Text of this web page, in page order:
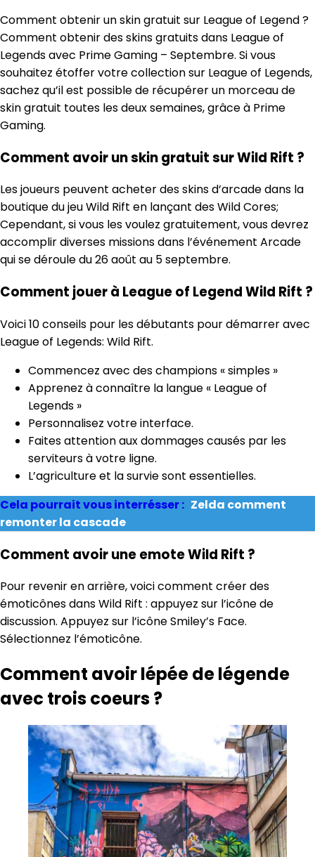
Comment obtenir un skin gratuit sur League of Legend ?
Comment obtenir des skins gratuits dans League of
Legends avec Prime Gaming – Septembre. Si vous
souhaitez étoffer votre collection sur League of Legends,
sachez qu’il est possible de récupérer un morceau de
skin gratuit toutes les deux semaines, grâce à Prime
Gaming.
Comment avoir un skin gratuit sur Wild Rift ?
Les joueurs peuvent acheter des skins d’arcade dans la
boutique du jeu Wild Rift en lançant des Wild Cores;
Cependant, si vous les voulez gratuitement, vous devrez
accomplir diverses missions dans l’événement Arcade
qui se déroule du 26 août au 5 septembre.
Comment jouer à League of Legend Wild Rift ?
Voici 10 conseils pour les débutants pour démarrer avec
League of Legends: Wild Rift.
Commencez avec des champions « simples »
Apprenez à connaître la langue « League of
Legends »
Personnalisez votre interface.
Faites attention aux dommages causés par les
serviteurs à votre ligne.
L’agriculture et la survie sont essentielles.
Cela pourrait vous interrésser : Zelda comment
remonter la cascade
Comment avoir une emote Wild Rift ?
Pour revenir en arrière, voici comment créer des
émoticônes dans Wild Rift : appuyez sur l’icône de
discussion. Appuyez sur l’icône Smiley’s Face.
Sélectionnez l’émoticône.
Comment avoir lépée de légende
avec trois coeurs ?